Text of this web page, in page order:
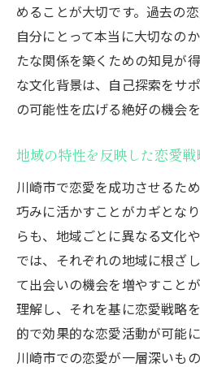
めることが大切です。過去の
自分にとって本当に大切なの
たな関係を築くための知見が
な文化背景は、自己探索をサ
の可能性を広げる絶好の機会
地域の特性を反映した恋愛戦
川崎市で恋愛を成功させるた
巧みに活かすことがカギとな
らも、地域ごとに異なる文化
では、それぞれの地域に根ざ
て出会いの機会を増やすこと
理解し、それを基に恋愛戦略
的で効果的な恋愛活動が可能
川崎市での恋愛が一層深いも